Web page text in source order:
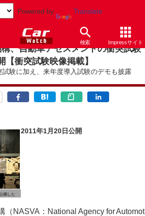
Powered by Translate
検索 Impressサイト
、自動車アセスメントの衝突試験
【衝突試験映像掲載】
試験に加え、来年度導入試験のデモも披露
開した
2011年1月20日公開
NASVA：National Agency for Automot